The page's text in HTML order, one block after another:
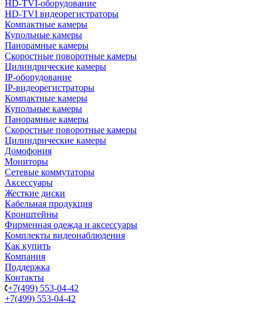
HD-TVI-оборудование
HD-TVI видеорегистраторы
Компактные камеры
Купольные камеры
Панорамные камеры
Скоростные поворотные камеры
Цилиндрические камеры
IP-оборудование
IP-видеорегистраторы
Компактные камеры
Купольные камеры
Панорамные камеры
Скоростные поворотные камеры
Цилиндрические камеры
Домофония
Мониторы
Сетевые коммутаторы
Аксессуары
Жесткие диски
Кабельная продукция
Кронштейны
Фирменная одежда и аксессуары
Комплекты видеонаблюдения
Как купить
Компания
Поддержка
Контакты
+7(499) 553-04-42
+7(499) 553-04-42